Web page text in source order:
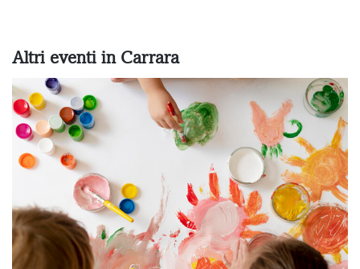
Altri eventi in Carrara